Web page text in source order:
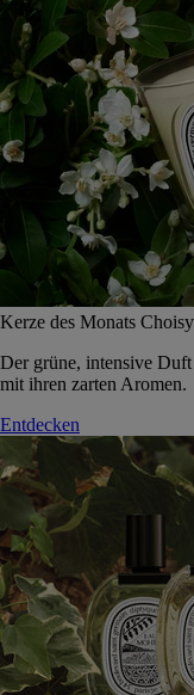
Kerze des Monats
Der grüne, intensive
mit ihren zarten Aromen.
Entdecken